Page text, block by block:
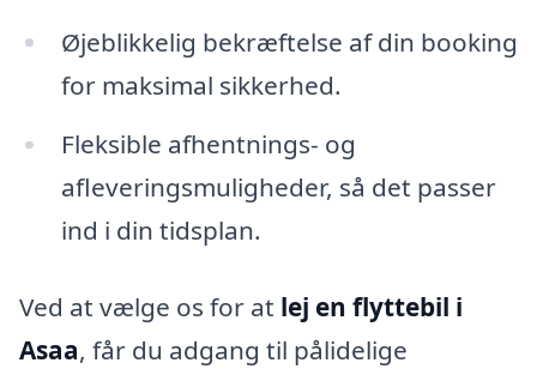
Øjeblikkelig bekræftelse af din booking
for maksimal sikkerhed.
Fleksible afhentnings- og
afleveringsmuligheder, så det passer
ind i din tidsplan.
Ved at vælge os for at lej en flyttebil i
Asaa, får du adgang til pålidelige